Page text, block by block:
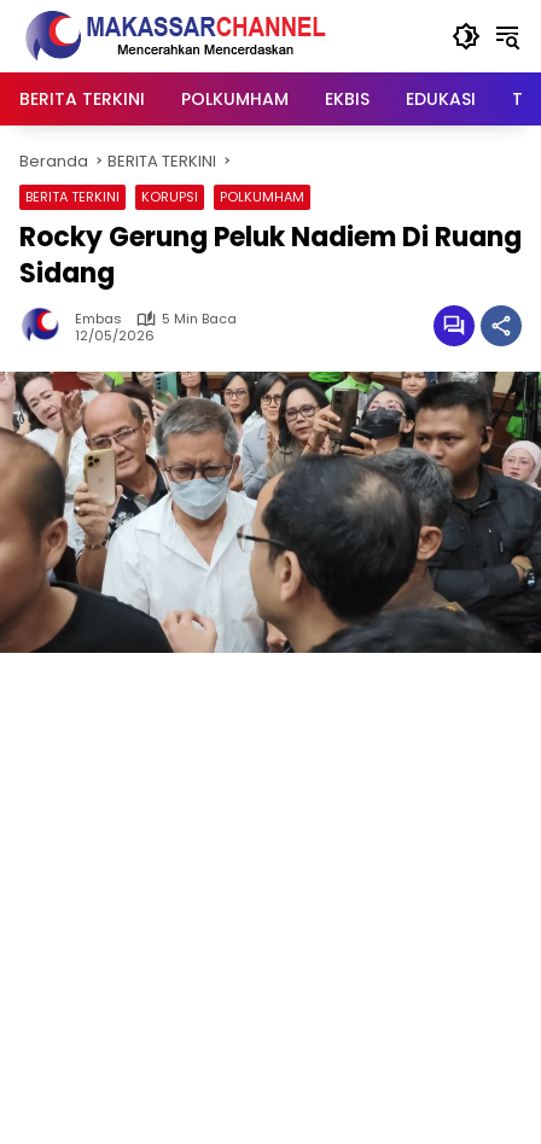
Langsung
konten
BERITA TERKINI
POLKUMHAM EKBIS EDUKASI
Beranda BERITA TERKINI
BERITA TERKINI KORUPSI POLKUMHAM
Rocky Gerung Peluk Nadiem Di Ruang
Sidang
Embas
5 Min Baca
12/05/2026